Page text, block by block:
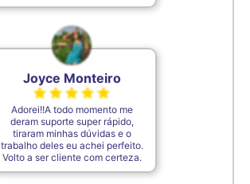
Joyce Monteiro
Adorei!!A todo momento me
deram suporte super rápido,
tiraram minhas dúvidas e o
trabalho deles eu achei perfeito.
Volto a ser cliente com certeza.